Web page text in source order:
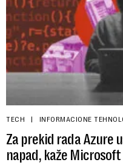
TECH INFORMACIONE
Za prekid rada Azure
napad, kaže Microsoft